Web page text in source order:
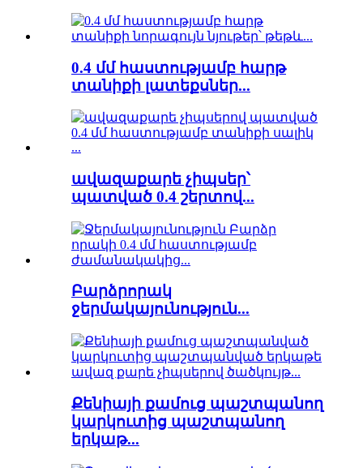
0.4 մմ հաստությամբ հարթ
տանիքի լատեքսներ...
ավազաքարե չիպսեր՝
պատված 0.4 շերտով...
Բարձրորակ
ջերմակայունություն...
Քենիայի քամուց պաշտպանող
կարկուտից պաշտպանող
երկաթ...